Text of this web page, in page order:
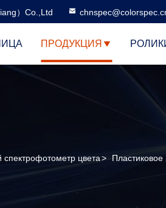
）Co.,Ltd
ПРОДУКЦИЯ
спектрофотометр цвета>